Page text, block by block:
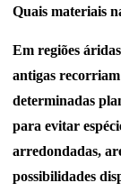
Quais materiais
Em regiões
antigas
determinadas
para evitar
arredondadas,
possibilidades